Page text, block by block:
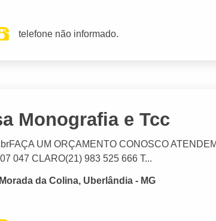
telefone não informado.
Monografia e Tcc
ÇA UM ORÇAMENTO CONOSCO
047 CLARO(21) 983 525 666 T...
da Colina, Uberlândia - MG